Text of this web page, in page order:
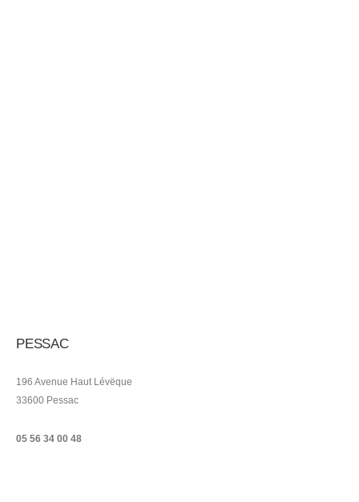
PESSAC
196 Avenue Haut Lévëque
33600 Pessac
05 56 34 00 48